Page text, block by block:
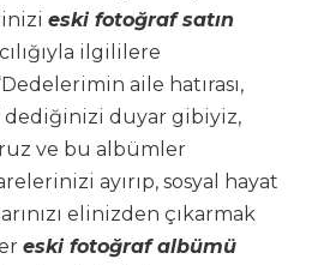
eski fotoğraf satın
ilgililere
aile hatırası,
dediğinizi duyar gibiyiz,
ve bu albümler
ayırıp, sosyal hayat
elinizden çıkarmak
eski fotoğraf albümü